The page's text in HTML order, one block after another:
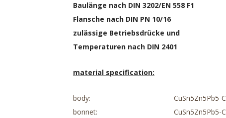
Baulänge nach DIN 3202/EN 558 F1
Flansche nach DIN PN 10/16
zulässige Betriebsdrücke und
Temperaturen nach DIN 2401
material specification:
body: CuSn5Zn5Pb5-C
bonnet:
CuSn5Zn5Pb5-C